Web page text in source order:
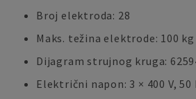
Broj elektroda: 28
Maks. težina elektrode: 100 kg
Dijagram strujnog kruga:
Električni napon: 3 × 400 V, 50